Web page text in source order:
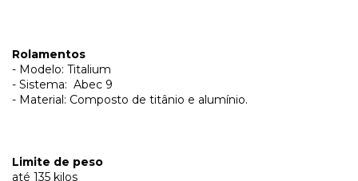
Rolamentos
- Modelo: Titalium
- Sistema: Abec 9
- Material: Composto de titânio e alumínio.
Limite de peso
até 135 kilos